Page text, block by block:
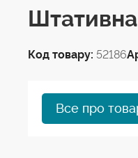
Код товару: 52186
Все про